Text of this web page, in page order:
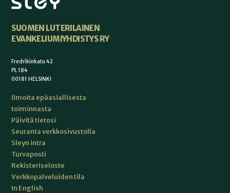
SUOMEN LUTERILAINEN
EVANKELIUMIYHDISTYS RY
Fredrikinkatu 42
PL 184
00181 HELSINKI
Ilmoita epäasiallisesta
toiminnasta
Päivitä tietosi
Seuranta verkkosivustolla
Sleyn intra
Turvaposti
Rekisteriseloste
Verkkopalveluiden tila
In English